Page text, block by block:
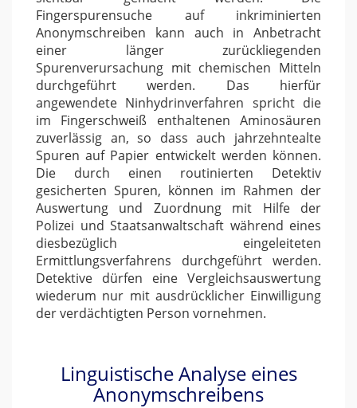
Fingerspurensuche auf inkriminierten
Anonymschreiben kann auch in Anbetracht
einer länger zurückliegenden
Spurenverursachung mit chemischen Mitteln
durchgeführt werden. Das hierfür
angewendete Ninhydrinverfahren spricht die
im Fingerschweiß enthaltenen Aminosäuren
zuverlässig an, so dass auch jahrzehntealte
Spuren auf Papier entwickelt werden können.
Die durch einen routinierten Detektiv
gesicherten Spuren, können im Rahmen der
Auswertung und Zuordnung mit Hilfe der
Polizei und Staatsanwaltschaft während eines
diesbezüglich eingeleiteten
Ermittlungsverfahrens durchgeführt werden.
Detektive dürfen eine Vergleichsauswertung
wiederum nur mit ausdrücklicher Einwilligung
der verdächtigten Person vornehmen.
Linguistische Analyse eines
Anonymschreibens